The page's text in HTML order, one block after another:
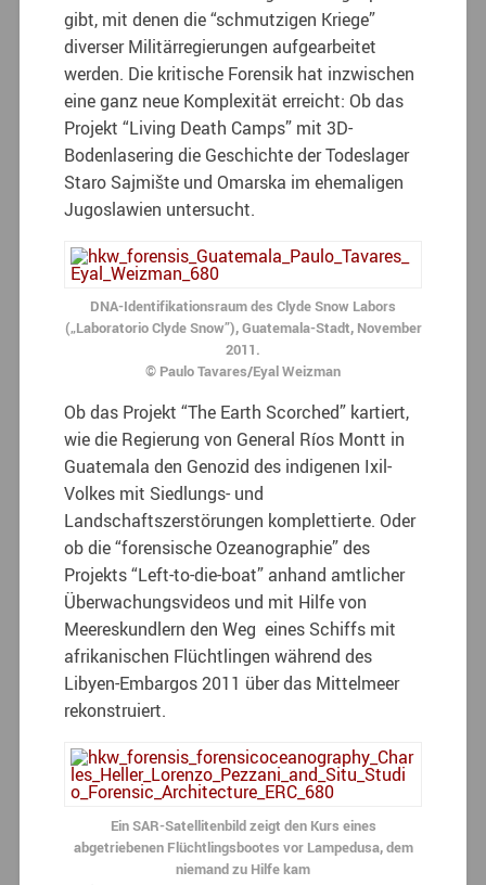
gibt, mit denen die “schmutzigen Kriege”
diverser Militärregierungen aufgearbeitet
werden. Die kritische Forensik hat inzwischen
eine ganz neue Komplexität erreicht: Ob das
Projekt “Living Death Camps” mit 3D-
Bodenlasering die Geschichte der Todeslager
Staro Sajmište und Omarska im ehemaligen
Jugoslawien untersucht.
DNA-Identifikationsraum des Clyde Snow Labors
(„Laboratorio Clyde Snow”), Guatemala-Stadt, November
2011.
© Paulo Tavares/Eyal Weizman
Ob das Projekt “The Earth Scorched” kartiert,
wie die Regierung von General Ríos Montt in
Guatemala den Genozid des indigenen Ixil-
Volkes mit Siedlungs- und
Landschaftszerstörungen komplettierte. Oder
ob die “forensische Ozeanographie” des
Projekts “Left-to-die-boat” anhand amtlicher
Überwachungsvideos und mit Hilfe von
Meereskundlern den Weg eines Schiffs mit
afrikanischen Flüchtlingen während des
Libyen-Embargos 2011 über das Mittelmeer
rekonstruiert.
Ein SAR-Satellitenbild zeigt den Kurs eines
abgetriebenen Flüchtlingsbootes vor Lampedusa, dem
niemand zu Hilfe kam